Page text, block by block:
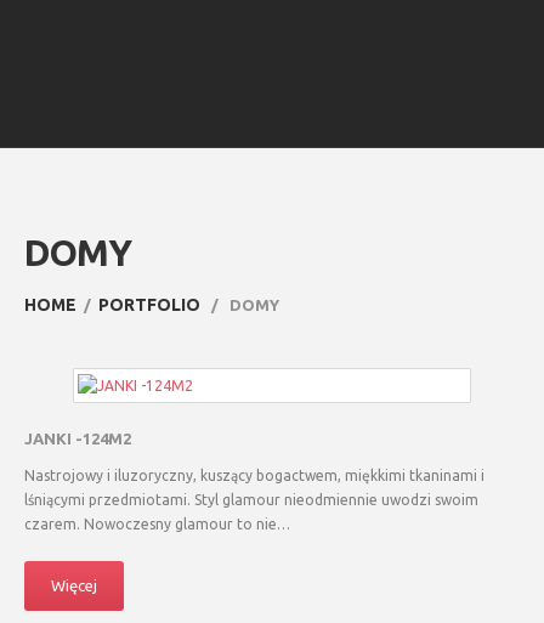
DOMY
HOME PORTFOLIO DOMY
JANKI -124M2
Nastrojowy i iluzoryczny, kuszący bogactwem, miękkimi tkaninami i
lśniącymi przedmiotami. Styl glamour nieodmiennie uwodzi swoim
czarem. Nowoczesny glamour to nie…
Więcej